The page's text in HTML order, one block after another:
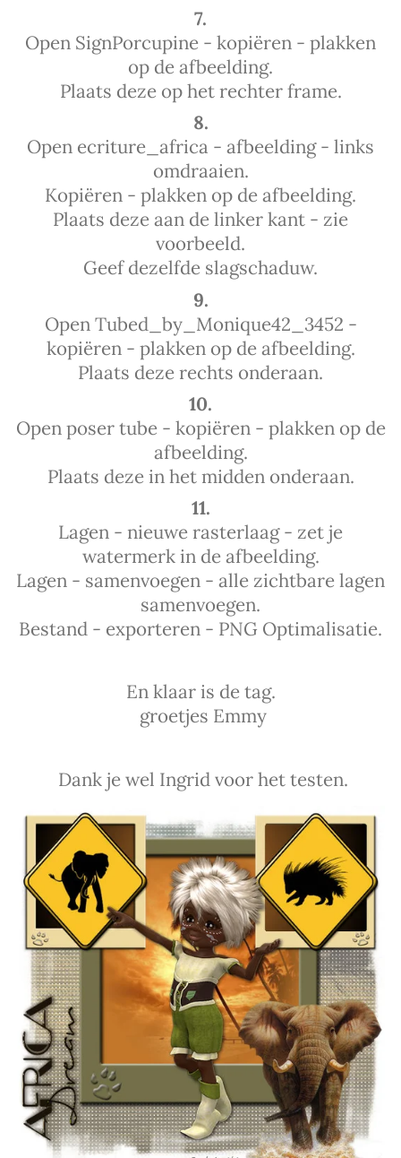
7.
Open SignPorcupine - kopiëren - plakken
op de afbeelding.
Plaats deze op het rechter frame.
8.
Open ecriture_africa - afbeelding - links
omdraaien.
Kopiëren - plakken op de afbeelding.
Plaats deze aan de linker kant - zie
voorbeeld.
Geef dezelfde slagschaduw.
9.
Open Tubed_by_Monique42_3452 -
kopiëren - plakken op de afbeelding.
Plaats deze rechts onderaan.
10.
Open poser tube - kopiëren - plakken op de
afbeelding.
Plaats deze in het midden onderaan.
11.
Lagen - nieuwe rasterlaag - zet je
watermerk in de afbeelding.
Lagen - samenvoegen - alle zichtbare lagen
samenvoegen.
Bestand - exporteren - PNG Optimalisatie.
En klaar is de tag.
groetjes Emmy
Dank je wel Ingrid voor het testen.